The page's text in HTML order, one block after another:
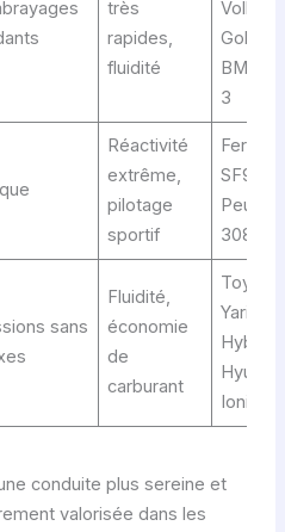
très
rapides,
fluidité
Golf
BMW
3
Réactivité
extrême,
pilotage
sportif
Ferrari
SF90,
308
sans
Fluidité,
économie
de
carburant
Toyota
Yaris
Hybrid,
Ioniq
conduite plus sereine et
valorisée dans les